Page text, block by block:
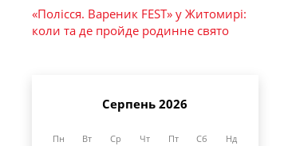
«Полісся. Вареник FEST» у Житомирі:
коли та де пройде родинне свято
Серпень 2026
Пн Вт Ср Чт Пт Сб Нд